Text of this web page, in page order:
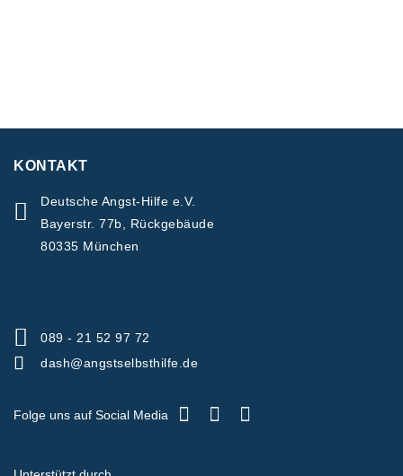
KONTAKT
Deutsche Angst-Hilfe e.V.
Bayerstr. 77b, Rückgebäude
80335 München
089 - 21 52 97 72
dash@angstselbsthilfe.de
Folge uns auf Social Media